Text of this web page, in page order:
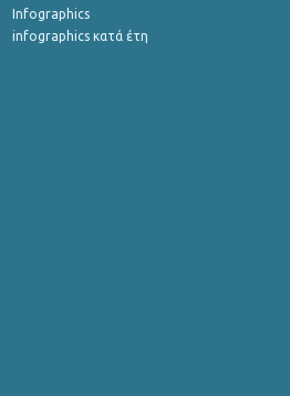
3o Τρίμηνο 2014
Infographics
infographics κατά έτη